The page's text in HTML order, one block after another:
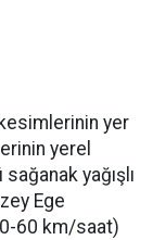
yer
yerel
yağışlı
Ege
60 km/saat)